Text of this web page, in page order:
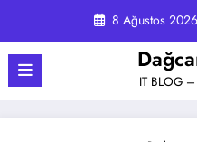
8 Ağustos 2026
IT BLOG